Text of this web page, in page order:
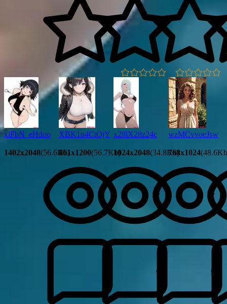
0.0 0.0
xiFbN_eHdoo
1402x2048(56.6Kb)
2
0
XBK1n4CtOjY
861x1200(56.7Kb)
2
0
x28lX28z24c
1024x2048(34.8Kb)
wzMCvvoeJsw
768x1024